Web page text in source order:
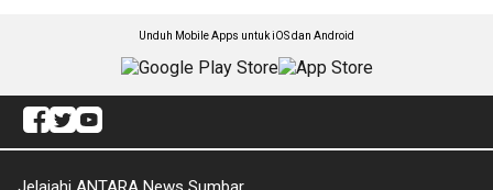
Unduh Mobile Apps untuk iOS dan Android